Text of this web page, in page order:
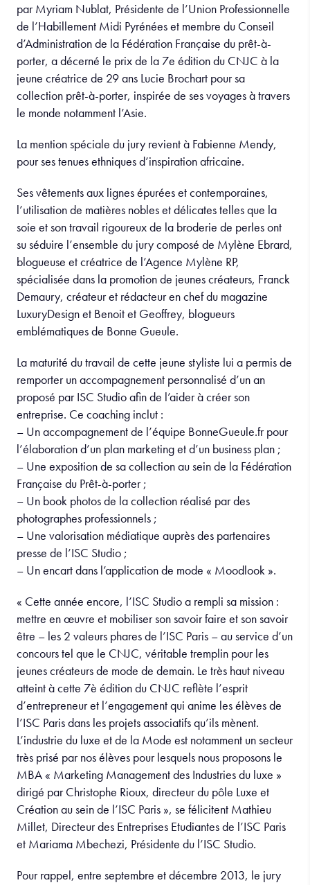
par Myriam Nublat, Présidente de l’Union Professionnelle
de l’Habillement Midi Pyrénées et membre du Conseil
d’Administration de la Fédération Française du prêt-à-
porter, a décerné le prix de la 7e édition du CNJC à la
jeune créatrice de 29 ans Lucie Brochart pour sa
collection prêt-à-porter, inspirée de ses voyages à travers
le monde notamment l’Asie.
La mention spéciale du jury revient à Fabienne Mendy,
pour ses tenues ethniques d’inspiration africaine.
Ses vêtements aux lignes épurées et contemporaines,
l’utilisation de matières nobles et délicates telles que la
soie et son travail rigoureux de la broderie de perles ont
su séduire l’ensemble du jury composé de Mylène Ebrard,
blogueuse et créatrice de l’Agence Mylène RP,
spécialisée dans la promotion de jeunes créateurs, Franck
Demaury, créateur et rédacteur en chef du magazine
LuxuryDesign et Benoit et Geoffrey, blogueurs
emblématiques de Bonne Gueule.
La maturité du travail de cette jeune styliste lui a permis de
remporter un accompagnement personnalisé d’un an
proposé par ISC Studio afin de l’aider à créer son
entreprise. Ce coaching inclut :
– Un accompagnement de l’équipe BonneGueule.fr pour
l’élaboration d’un plan marketing et d’un business plan ;
– Une exposition de sa collection au sein de la Fédération
Française du Prêt-à-porter ;
– Un book photos de la collection réalisé par des
photographes professionnels ;
– Une valorisation médiatique auprès des partenaires
presse de l’ISC Studio ;
– Un encart dans l’application de mode « Moodlook ».
« Cette année encore, l’ISC Studio a rempli sa mission :
mettre en œuvre et mobiliser son savoir faire et son savoir
être – les 2 valeurs phares de l’ISC Paris – au service d’un
concours tel que le CNJC, véritable tremplin pour les
jeunes créateurs de mode de demain. Le très haut niveau
atteint à cette 7è édition du CNJC reflète l’esprit
d’entrepreneur et l’engagement qui anime les élèves de
l’ISC Paris dans les projets associatifs qu’ils mènent.
L’industrie du luxe et de la Mode est notamment un secteur
très prisé par nos élèves pour lesquels nous proposons le
MBA « Marketing Management des Industries du luxe »
dirigé par Christophe Rioux, directeur du pôle Luxe et
Création au sein de l’ISC Paris », se félicitent Mathieu
Millet, Directeur des Entreprises Etudiantes de l’ISC Paris
et Mariama Mbechezi, Présidente du l’ISC Studio.
Pour rappel, entre septembre et décembre 2013, le jury